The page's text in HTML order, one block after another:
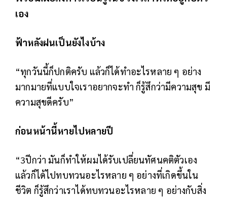
เอง
ฟ้าหลังฝนเป็นยังไงบ้าง
“ทุกวันนี้ก็ปกติครับ แล้วก็ได้ทำอะไรหลาย ๆ อย่าง
มากมายที่แบบใจเราอยากจะทำ ก็รู้สึกว่ามีความสุข มี
ความสุขดีครับ”
ก่อนหน้านี้หายไปหลายปี
“3ปีกว่า มันก็ทำให้ผมได้รับเปลี่ยนทัศนคติตัวเอง
แล้วก็ได้ไปทบทวนอะไรหลาย ๆ อย่างที่เกิดขึ้นใน
ชีวิต ก็รู้สึกว่าเราได้ทบทวนอะไรหลาย ๆ อย่างกับสิ่ง